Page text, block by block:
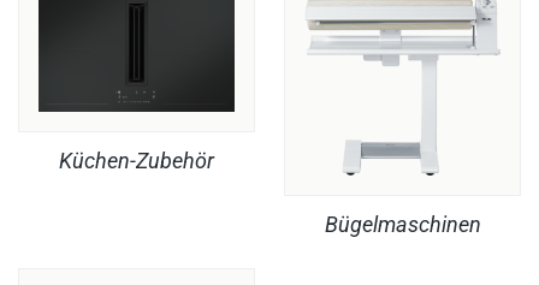
Küchen-Zubehör
Bügelmaschinen